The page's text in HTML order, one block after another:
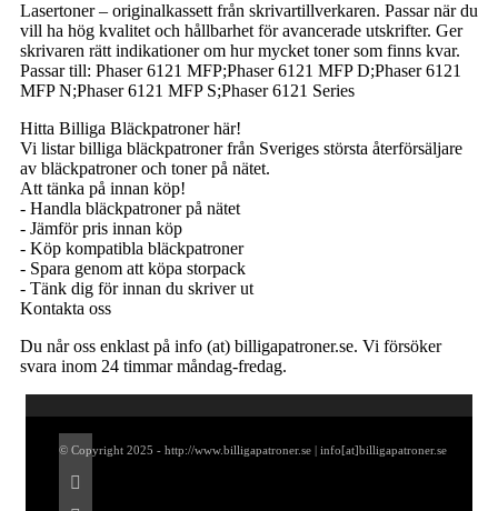
Lasertoner – originalkassett från skrivartillverkaren. Passar när du
vill ha hög kvalitet och hållbarhet för avancerade utskrifter. Ger
skrivaren rätt indikationer om hur mycket toner som finns kvar.
Passar till: Phaser 6121 MFP;Phaser 6121 MFP D;Phaser 6121
MFP N;Phaser 6121 MFP S;Phaser 6121 Series
Hitta Billiga Bläckpatroner här!
Vi listar billiga bläckpatroner från Sveriges största återförsäljare
av bläckpatroner och toner på nätet.
Att tänka på innan köp!
- Handla bläckpatroner på nätet
- Jämför pris innan köp
- Köp kompatibla bläckpatroner
- Spara genom att köpa storpack
- Tänk dig för innan du skriver ut
Kontakta oss
Du når oss enklast på info (at) billigapatroner.se. Vi försöker
svara inom 24 timmar måndag-fredag.
© Copyright 2025 - http://www.billigapatroner.se | info[at]billigapatroner.se